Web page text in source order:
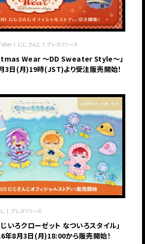
にじさんじ プレスリリース
Wear 〜DD Sweater Style〜」
3日(月)19時(JST)より受注販売開始！
プレスリリース
いろクローゼット なついろスタイル」
年8月3日(月)18:00から販売開始！